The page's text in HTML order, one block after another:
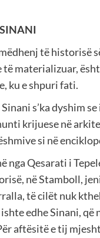
të historisë
materializuar,
ku e shpuri fati.
s’ka dyshim
krijuese në
si në
nga Qesarati i
në Stamboll,
të cilët nuk
edhe Sinani,
aftësitë e tij